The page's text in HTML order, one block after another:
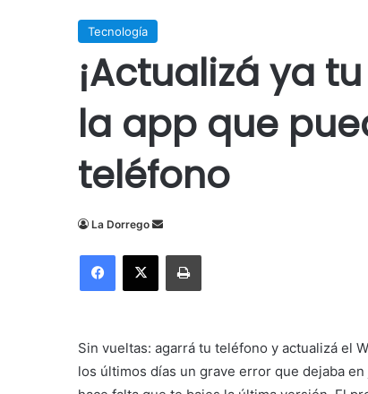
Tecnología
¡Actualizá ya
la app que
teléfono
La Dorrego
Send
email
Facebook
X Imprimir
Sin vueltas: agarrá tu teléfono y actualizá el
los últimos días un grave error que dejaba